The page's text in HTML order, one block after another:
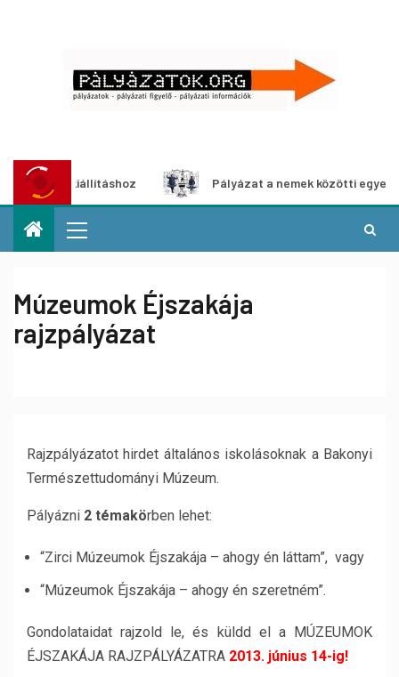
kiállításhoz Pályázat a nemek közötti egyenlőség
Múzeumok Éjszakája
rajzpályázat
Rajzpályázatot hirdet általános iskolásoknak a Bakonyi
Természettudományi Múzeum.
Pályázni 2 témakörben lehet:
“Zirci Múzeumok Éjszakája – ahogy én láttam”, vagy
“Múzeumok Éjszakája – ahogy én szeretném”.
Gondolataidat rajzold le, és küldd el a MÚZEUMOK
ÉJSZAKÁJA RAJZPÁLYÁZATRA 2013. június 14-ig!